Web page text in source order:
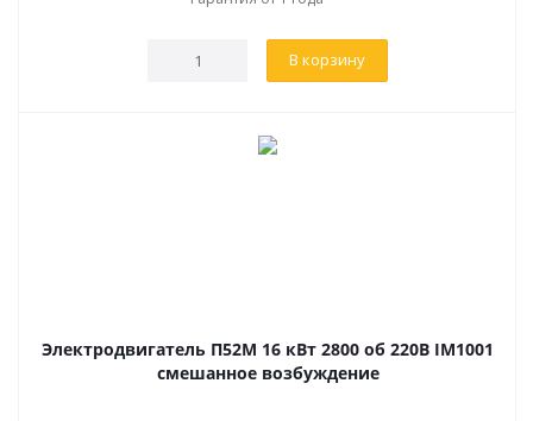
В корзину
Электродвигатель П52М 16 кВт 2800 об 220В IM1001
смешанное возбуждение